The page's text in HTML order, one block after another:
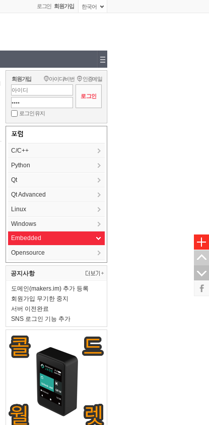
로그인 회원가입 한국어
회원가입 아이디/비번 인증메일
로그인 유지
포럼
C/C++
Python
Qt
Qt Advanced
Linux
Windows
Embedded
Opensource
공지사항
도메인(makers.im) 추가 등록
회원가입 무기한 중지
서버 이전완료
SNS 로그인 기능 추가